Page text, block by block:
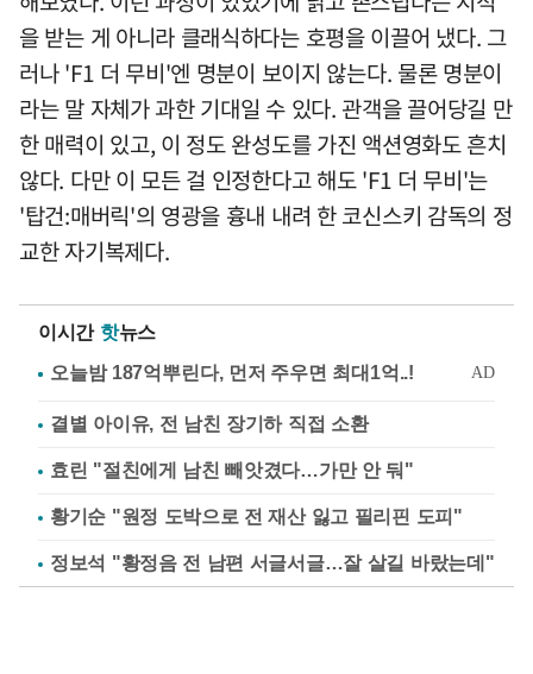
을 받는 게 아니라 클래식하다는 호평을 이끌어 냈다. 그
러나 'F1 더 무비'엔 명분이 보이지 않는다. 물론 명분이
라는 말 자체가 과한 기대일 수 있다. 관객을 끌어당길 만
한 매력이 있고, 이 정도 완성도를 가진 액션영화도 흔치
않다. 다만 이 모든 걸 인정한다고 해도 'F1 더 무비'는
'탑건:매버릭'의 영광을 흉내 내려 한 코신스키 감독의 정
교한 자기복제다.
이시간 핫뉴스
결별 아이유, 전 남친 장기하 직접 소환
효린 "절친에게 남친 빼앗겼다…가만 안 둬"
황기순 "원정 도박으로 전 재산 잃고 필리핀 도피"
정보석 "황정음 전 남편 서글서글…잘 살길 바랐는데"